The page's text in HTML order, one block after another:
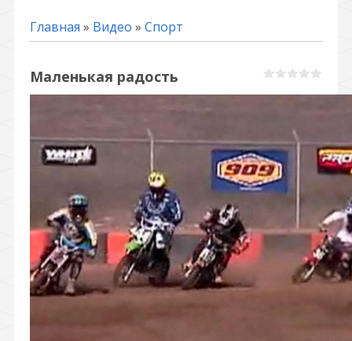
Главная » Видео » Спорт
Маленькая радость